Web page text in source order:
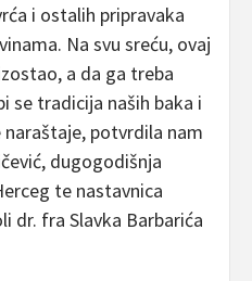
i ostalih pripravaka
Na svu sreću, ovaj
a da ga treba
se tradicija naših baka i
potvrdila nam
dugogodišnja
te nastavnica
dr. fra Slavka Barbarića